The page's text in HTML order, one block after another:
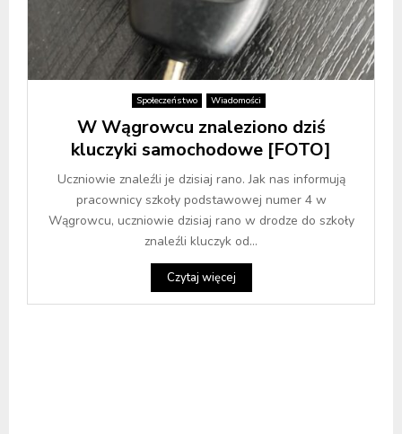
Społeczeństwo Wiadomości
W Wągrowcu znaleziono dziś
kluczyki samochodowe [FOTO]
Uczniowie znaleźli je dzisiaj rano. Jak nas informują
pracownicy szkoły podstawowej numer 4 w
Wągrowcu, uczniowie dzisiaj rano w drodze do szkoły
znaleźli kluczyk od...
Czytaj więcej